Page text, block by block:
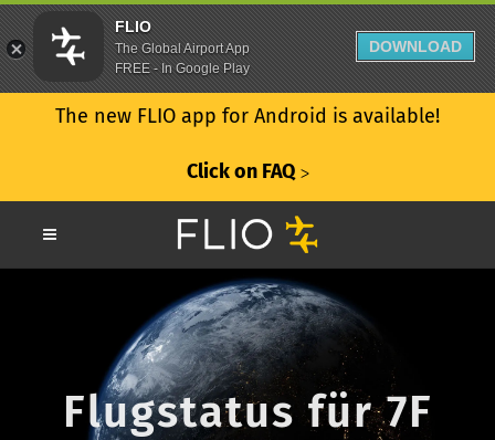
The new FLIO app for Android is available!
Click on FAQ ᐳ
Flugstatus für 7F
FLIO
The Global Airport App
FREE - In Google Play
DOWNLOAD